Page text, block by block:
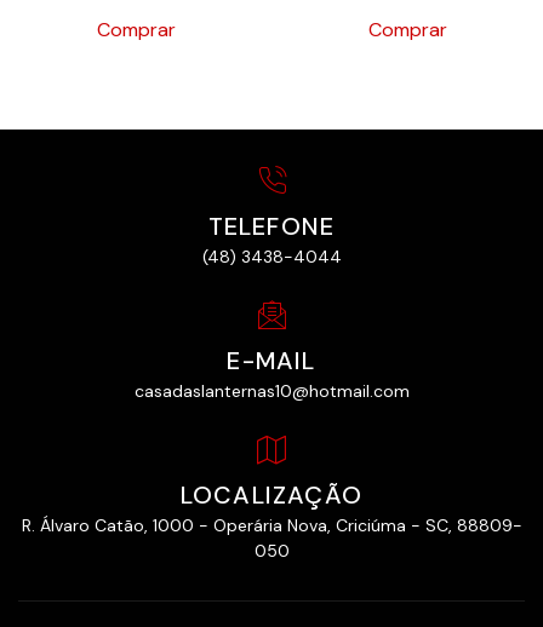
Comprar Comprar
TELEFONE
(48) 3438-4044
E-MAIL
casadaslanternas10@hotmail.com
LOCALIZAÇÃO
R. Álvaro Catão, 1000 - Operária Nova, Criciúma - SC, 88809-
050